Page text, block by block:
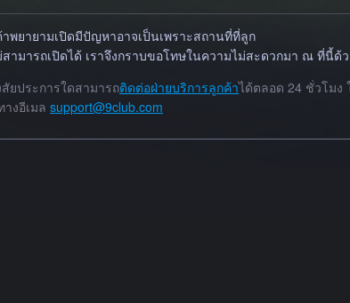
พยายามเปิดมีปัญหาอาจเป็นเพราะสถานที่ที่ลูก
ามารถเปิดได้ เราจึงกราบขอโทษในความไม่สะดวกมา ณ ที่นี้ด้
ยประการใดสามารถติดต่อฝ่ายบริการลูกค้าได้ตลอด 24 ชั่วโมง
งอีเมล support@9club.com